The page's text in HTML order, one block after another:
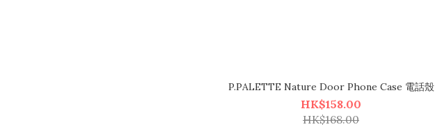
P.PALETTE Nature Door Phone Case 電話殼
HK$158.00
HK$168.00